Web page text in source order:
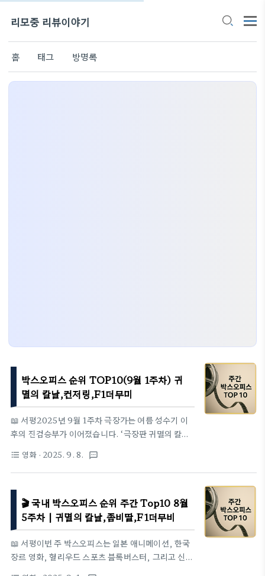
리모중 리뷰이야기
홈 태그 방명록
박스오피스 순위 TOP10(9월 1주차) 귀
멸의 칼날,컨저링,F1더무미
📖 서평2025년 9월 1주차 극장가는 여름 성수기 이
후의 진검승부가 이어졌습니다. ‘극장판 귀멸의 칼날:
과시했지만, 신작 ‘컨저링: 마지막 의식’과 ‘살인자 리
포트’가 강력하게 진입하며 다채로운 장르 경쟁 구도
를 형성했습니다. 특히 공포·스릴러 장르가 상위권에
다수 포진하면서 초가을 극장가에 색다른 긴장감을 불
어넣었습니다. 반면 ‘좀비딸’과 ‘첫사랑 엔딩’은 개봉
2~3주차에 접어들며 안정세에 들어갔고, ‘기기 지방
의 어느 장소에 대하여’ 같은 예술영화는 꾸준히 관객
을 모으며 저력을 보였습니다. 전체적으로 대작 중심
format_list_bulleted 영화 · 2025. 9. 8. textsms
🎬 국내 박스오피스 순위 주간 Top10 8월
5주차 | 귀멸의 칼날,좀비딸,F1더무비
📖 서평이번 주 박스오피스는 일본 애니메이션, 한국
장르 영화, 헐리우드 스포츠 블록버스터, 그리고 신작